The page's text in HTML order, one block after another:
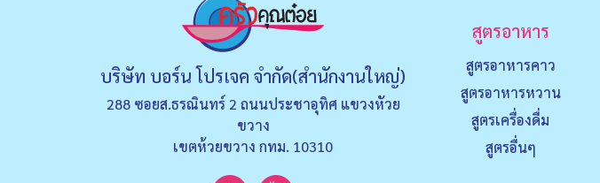
บริษัท บอร์น โปรเจค จำกัด(สำนักงานใหญ่)
288 ซอยส.ธรณินทร์ 2 ถนนประชาอุทิศ แขวงหัวย
ขวาง
เขตห้วยขวาง กทม. 10310
สูตรอาหาร
สูตรอาหารคาว
สูตรอาหารหวาน
สูตรเครื่องดื่ม
สูตรอื่นๆ